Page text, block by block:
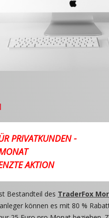
PRIVATKUNDEN -
AKTION
Bestandteil des TraderFox
können es mit 80 %